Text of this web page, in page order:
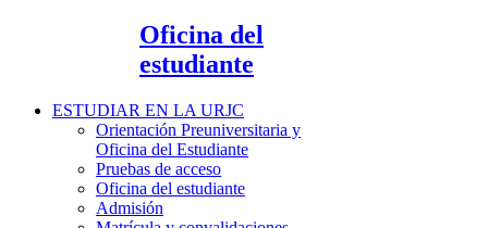
Oficina del
estudiante
ESTUDIAR EN LA URJC
Orientación Preuniversitaria y
Oficina del Estudiante
Pruebas de acceso
Oficina del estudiante
Admisión